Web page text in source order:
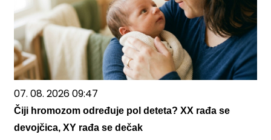
07. 08. 2026 09:47
Čiji hromozom određuje pol deteta? XX rađa se
devojčica, XY rađa se dečak